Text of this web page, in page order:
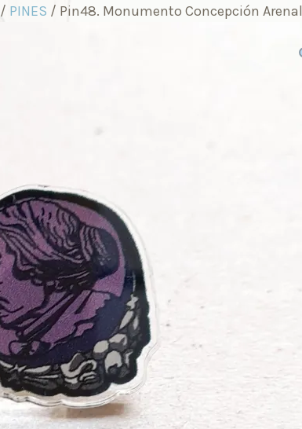
/ PINES / Pin48. Monumento Concepción Arenal